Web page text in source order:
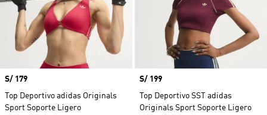
Precio
S/ 179
Top Deportivo adidas Originals
Sport Soporte Ligero
Precio
S/ 199
Top Deportivo SST adidas
Originals Sport Soporte Ligero